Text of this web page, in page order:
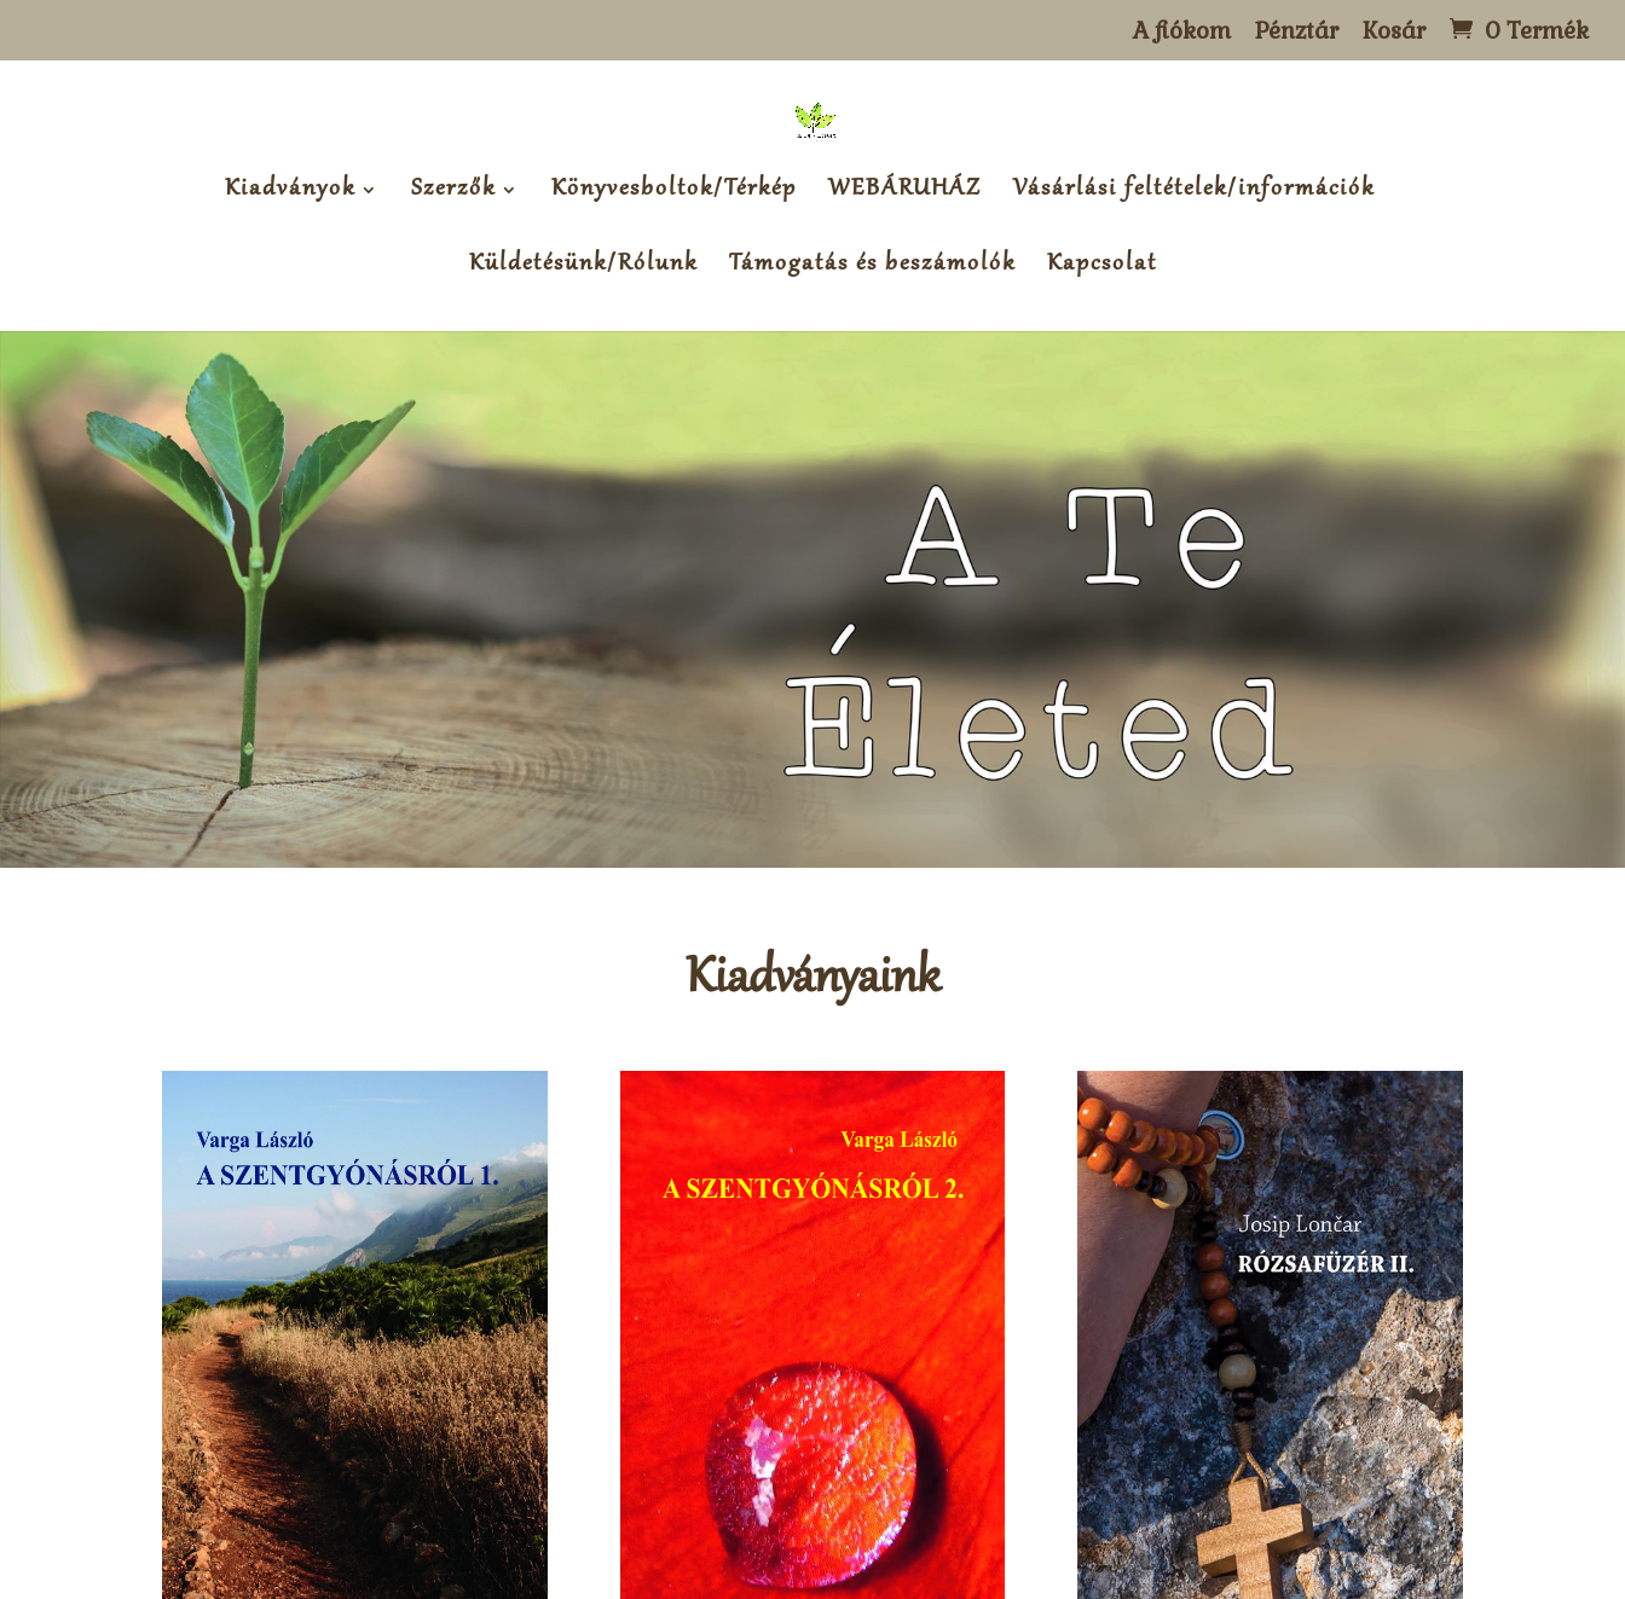
A fiókom Pénztár Kosár 0 Termék
Kiadványok Szerzők Könyvesboltok/Térkép WEBÁRUHÁZ Vásárlási feltételek/információk
Küldetésünk/Rólunk Támogatás és beszámolók Kapcsolat
Kiadványaink